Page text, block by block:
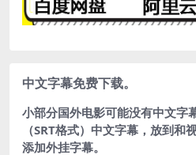
中文字幕免费下载。
小部分国外电影可能没有中文字
（SRT格式）中文字幕，放到和
添加外挂字幕。